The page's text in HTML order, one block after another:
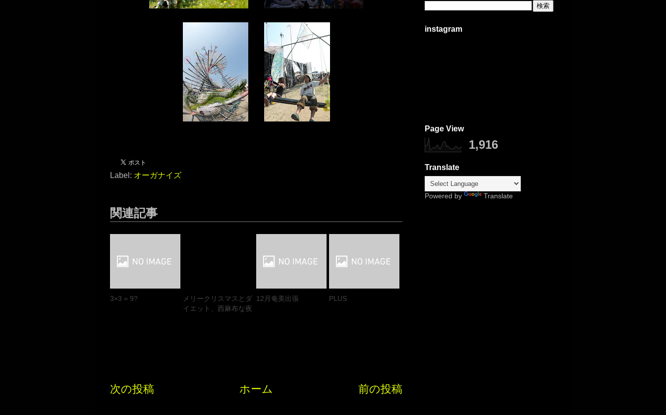
Label: オーガナイズ
関連記事
3×3 = 9?
メリークリスマスとダ
イエット、西麻布な夜
12月奄美出張 PLUS
次の投稿 前の投稿
ホーム
instagram
Page View
1,916
Translate
Powered by Translate